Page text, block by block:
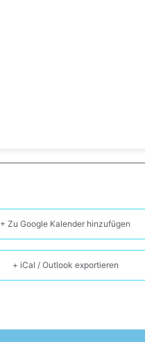
+ Zu Google Kalender hinzufügen
+ iCal / Outlook exportieren